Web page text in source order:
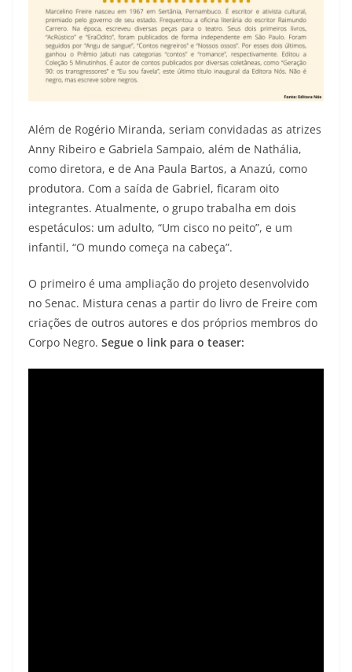
Além de Rogério Miranda, seriam convidadas as atrizes
Anny Ribeiro e Gabriela Sampaio, além de Nathália,
como diretora, e de Ana Paula Bartos, a Anazú, como
produtora. Com a saída de Gabriel, ficaram oito
integrantes. Atualmente, o grupo trabalha em dois
espetáculos: um adulto, “Um cisco no peito”, e um
infantil, “O mundo começa na cabeça”.
O primeiro é uma ampliação do projeto desenvolvido
no Senac. Mistura cenas a partir do livro de Freire com
criações de outros autores e dos próprios membros do
Corpo Negro. Segue o link para o teaser: